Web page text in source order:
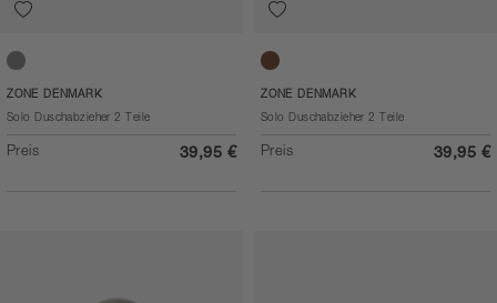
Soft Grey
ZONE DENMARK
Solo Duschabzieher 2 Teile
Preis 39,95 €
Taupe
ZONE DENMARK
Solo Duschabzieher 2 Teile
Preis 39,95 €